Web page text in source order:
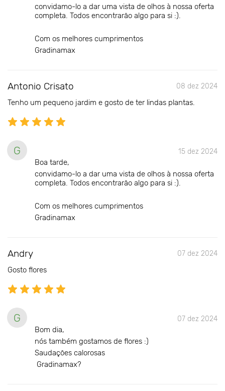
convidamo-lo a dar uma vista de olhos à nossa oferta
completa. Todos encontrarão algo para si :).
Com os melhores cumprimentos
Gradinamax
Antonio Crisato 08 dez 2024
Tenho um pequeno jardim e gosto de ter lindas plantas.
G 15 dez 2024
Boa tarde,
convidamo-lo a dar uma vista de olhos à nossa oferta
completa. Todos encontrarão algo para si :).
Com os melhores cumprimentos
Gradinamax
Andry 07 dez 2024
Gosto flores
G 07 dez 2024
Bom dia,
nós também gostamos de flores :)
Saudações calorosas
Gradinamax?